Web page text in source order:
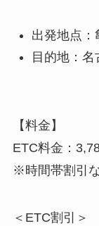
出発地点：
目的地：名
【料金】
ETC料金：
※時間帯割引
＜ETC割引＞